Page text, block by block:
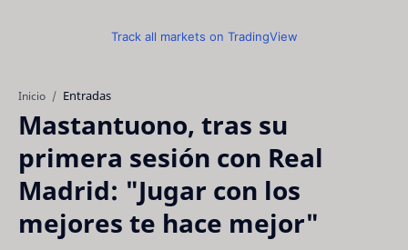
Track all markets on TradingView
Inicio Entradas
Mastantuono, tras su
primera sesión con Real
Madrid: "Jugar con los
mejores te hace mejor"